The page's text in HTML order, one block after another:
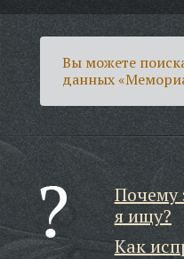
Вы можете
данных
Почему
я ищу?
Как